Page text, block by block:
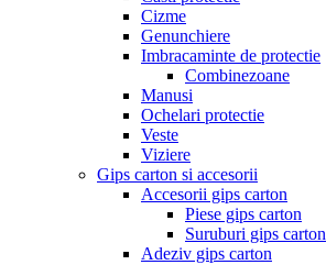
Cizme
Genunchiere
Imbracaminte de protectie
Combinezoane
Manusi
Ochelari protectie
Veste
Viziere
Gips carton si accesorii
Accesorii gips carton
Piese gips carton
Suruburi gips carton
Adeziv gips carton